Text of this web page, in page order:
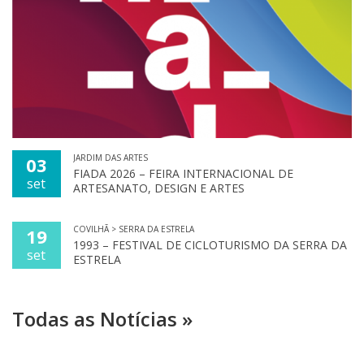
03
set
JARDIM DAS ARTES
FIADA 2026 – FEIRA INTERNACIONAL DE
ARTESANATO, DESIGN E ARTES
19
set
COVILHÃ > SERRA DA ESTRELA
1993 – FESTIVAL DE CICLOTURISMO DA SERRA DA
ESTRELA
Todas as Notícias »